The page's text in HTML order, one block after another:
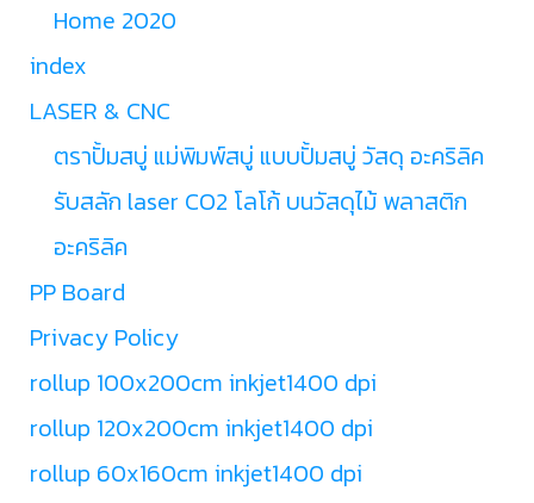
Home 2020
index
LASER & CNC
ตราปั้มสบู่ แม่พิมพ์สบู่ แบบปั้มสบู่ วัสดุ อะคริลิค
รับสลัก laser CO2 โลโก้ บนวัสดุไม้ พลาสติก
อะคริลิค
PP Board
Privacy Policy
rollup 100x200cm inkjet1400 dpi
rollup 120x200cm inkjet1400 dpi
rollup 60x160cm inkjet1400 dpi